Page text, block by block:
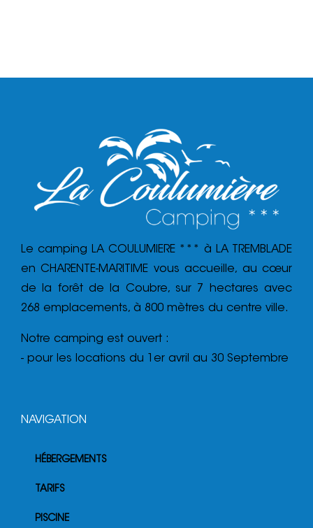
Le camping LA COULUMIERE *** à LA TREMBLADE
en CHARENTE-MARITIME vous accueille, au cœur
de la forêt de la Coubre, sur 7 hectares avec
268 emplacements, à 800 mètres du centre ville.
Notre camping est ouvert :
- pour les locations du 1er avril au 30 Septembre
NAVIGATION
HÉBERGEMENTS
TARIFS
PISCINE